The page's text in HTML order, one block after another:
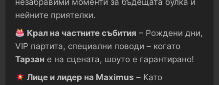
незабравими моменти за бъдещата булка и
нейните приятелки.
Крал на частните събития – Рождени дни,
VIP партита, специални поводи – когато
Тарзан е на сцената, шоуто е гарантирано!
Лице и лидер на Maximus – Като